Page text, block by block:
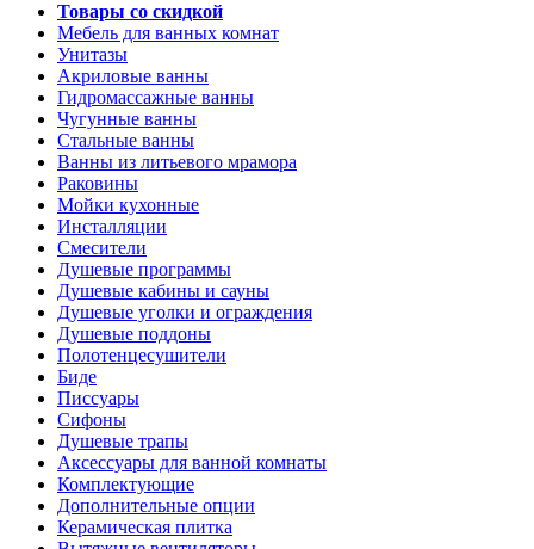
Товары со скидкой
Мебель для ванных комнат
Унитазы
Акриловые ванны
Гидромассажные ванны
Чугунные ванны
Стальные ванны
Ванны из литьевого мрамора
Раковины
Мойки кухонные
Инсталляции
Смесители
Душевые программы
Душевые кабины и сауны
Душевые уголки и ограждения
Душевые поддоны
Полотенцесушители
Биде
Писсуары
Сифоны
Душевые трапы
Аксессуары для ванной комнаты
Комплектующие
Дополнительные опции
Керамическая плитка